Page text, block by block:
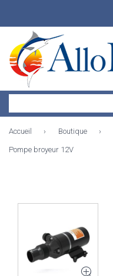
Accueil › Boutique ›
Pompe broyeur 12V